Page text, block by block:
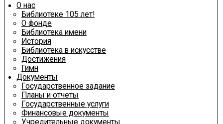
О нас
Библиотеке 105 лет!
О фонде
Библиотека имени
История
Библиотека в искусстве
Достижения
Гимн
Документы
Государственное задание
Планы и отчеты
Государственные услуги
Финансовые документы
Учредительные документы